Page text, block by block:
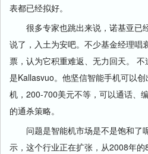
表都已经拟好。
很多专家也跳出来说，诺基亚已
说了，入土为安吧。不少基金经理唱
票，认为它积重难返、无力回天。
是Kallasvuo。他坚信智能手机可以
机，200-700美元不等，可以通话、
的通杀策略。
问题是智能机市场是不是饱和了
示，这个行业正在扩张，从2008年